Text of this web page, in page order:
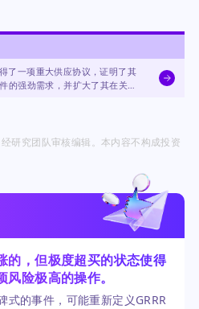
了一项重大供应协议，证明了其
的强劲需求，并扩大了其在关键
研究团队审核编辑。本内容不构成投资
的，但极度超买的状态使得
险极高的操作。
式的事件，可能重新定义GRRR